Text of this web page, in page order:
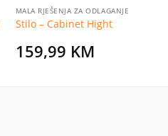
MALA RJEŠENJA ZA ODLAGANJE
Stilo – Cabinet Hight
159,99 KM